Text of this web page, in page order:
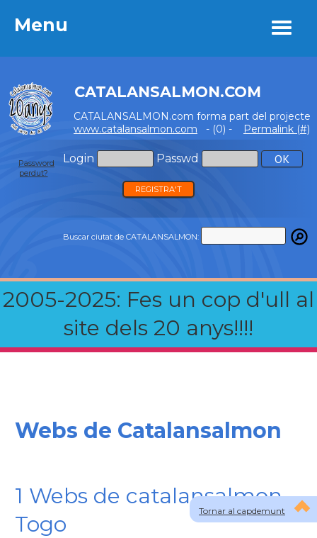
Menu
CATALANSALMON.COM
CATALANSALMON.com forma part del projecte
www.catalansalmon.com - (0) - Permalink (#)
Login Passwd
Password
perdut?
REGISTRA'T
Buscar ciutat de CATALANSALMON:
2005-2025: Fes un cop d'ull al
site dels 20 anys!!!!
Menu
Tornar al capdemunt
Webs de Catalansalmon
1 Webs de catalansalmon
Togo